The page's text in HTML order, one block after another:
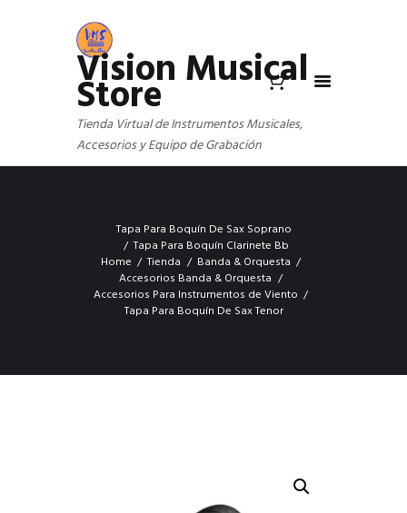
Vision Musical
Store
Tienda Virtual de Instrumentos Musicales,
Accesorios y Equipo de Grabación
Tapa Para Boquín De Sax Soprano
Tapa Para Boquín Clarinete Bb
Home
Tienda
Banda & Orquesta
Accesorios Banda & Orquesta
Accesorios Para Instrumentos de Viento
Tapa Para Boquín De Sax Tenor